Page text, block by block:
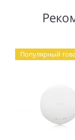
Популярный